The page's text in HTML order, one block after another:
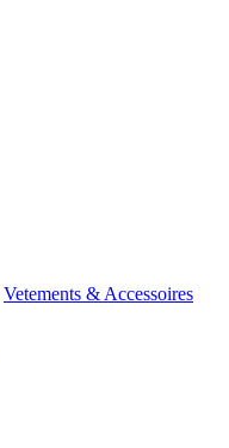
Vetements & Accessoires